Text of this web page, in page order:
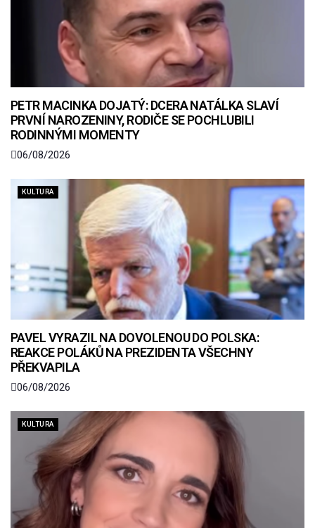
PETR MACINKA DOJATÝ: DCERA NATÁLKA SLAVÍ
PRVNÍ NAROZENINY, RODIČE SE POCHLUBILI
RODINNÝMI MOMENTY
06/08/2026
KULTURA
PAVEL VYRAZIL NA DOVOLENOU DO POLSKA:
REAKCE POLÁKŮ NA PREZIDENTA VŠECHNY
PŘEKVAPILA
06/08/2026
KULTURA